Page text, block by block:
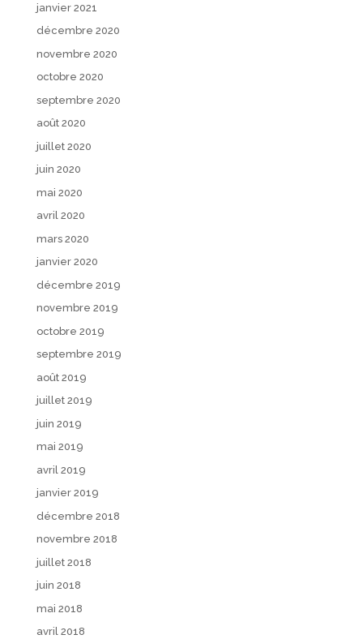
janvier 2021
décembre 2020
novembre 2020
octobre 2020
septembre 2020
août 2020
juillet 2020
juin 2020
mai 2020
avril 2020
mars 2020
janvier 2020
décembre 2019
novembre 2019
octobre 2019
septembre 2019
août 2019
juillet 2019
juin 2019
mai 2019
avril 2019
janvier 2019
décembre 2018
novembre 2018
juillet 2018
juin 2018
mai 2018
avril 2018